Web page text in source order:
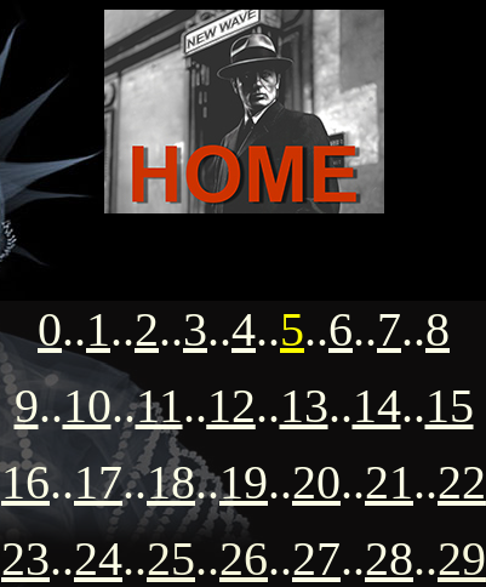
0..1..2..3..4..5..6..7..8
9..10..11..12..13..14..15
16..17..18..19..20..21..22
23..24..25..26..27..28..29